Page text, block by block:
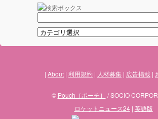
About 利用規約 人材募集 広告掲載
© Pouch［ポーチ］
/ SOCIO
ロケットニュース24| 英語版